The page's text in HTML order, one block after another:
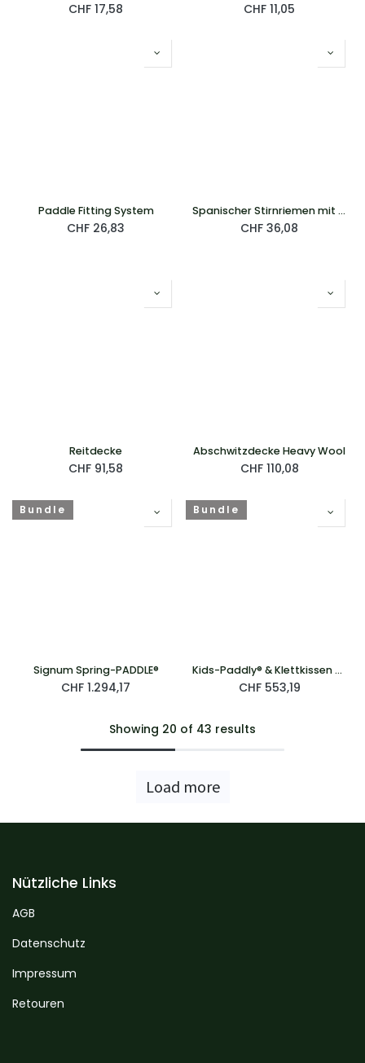
CHF 17,58 CHF 11,05
Paddle Fitting System
CHF 26,83
Spanischer Stirnriemen mit Lederfransen
CHF 36,08
Reitdecke
CHF 91,58
Abschwitzdecke Heavy Wool
CHF 110,08
Bundle
Signum Spring-PADDLE®
CHF 1.294,17
Bundle
Kids-Paddly® & Klettkissen Bundle
CHF 553,19
Showing 20 of 43 results
Load more
Nützliche Links
AGB
Datenschutz
Impressum
Retouren